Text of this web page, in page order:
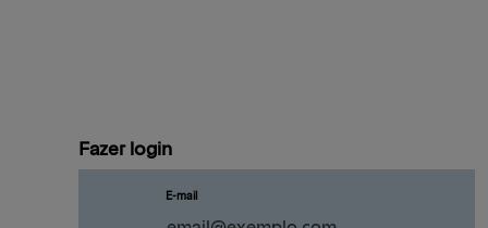
Fazer login
E-mail